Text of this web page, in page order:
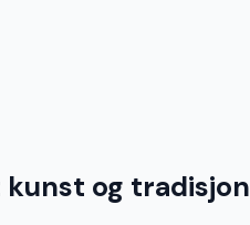
og tradisjon